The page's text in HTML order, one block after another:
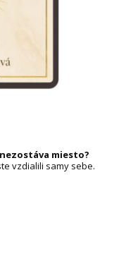
miesto?
vzdialili samy sebe.